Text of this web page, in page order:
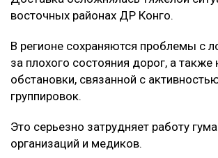
восточных районах ДР Конго.
В регионе сохраняются проблемы с
за плохого состояния дорог, а также
обстановки, связанной с
группировок.
Это серьезно затрудняет работу
организаций и медиков.